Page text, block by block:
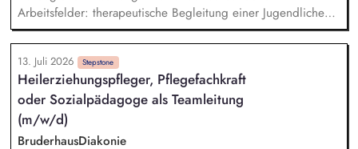
Schulungen der Werkstatträte.
Arbeitsfelder: therapeutische Begleitung einer Jugendlichen
im intensivpädagogischen Individualsetting therapeutische
Arbeit mit Kindern und Jugendlichen in einer
intensivtherapeutischen Wohngruppe. Du arbeitest nicht
losgelöst vom Alltag, sondern dort, wo Entwicklung
tatsächlich stattfindet. Gemeinsam mit dem pädagogischen
Team überträgst Du therapeutische Perspektiven in konkrete
Alltagssituationen und begleitest Entwicklungsprozesse
13. Juli 2026 Stepstone
Heilerziehungspfleger, Pflegefachkraft
oder Sozialpädagoge als Teamleitung
(m/w/d)
BruderhausDiakonie